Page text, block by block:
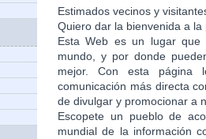
Estimados vecinos y
Quiero dar la bienvenida a
Esta Web es un lugar
mundo, y por donde
mejor. Con esta página
comunicación más directa
de divulgar y promocionar a
Escopete un pueblo de
mundial de la información